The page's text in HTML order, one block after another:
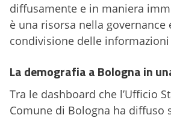
diffusamente e in maniera
è una risorsa nella governance
condivisione delle
La demografia a Bologna in
Tra le dashboard che l’Ufficio
Comune di Bologna ha diffuso